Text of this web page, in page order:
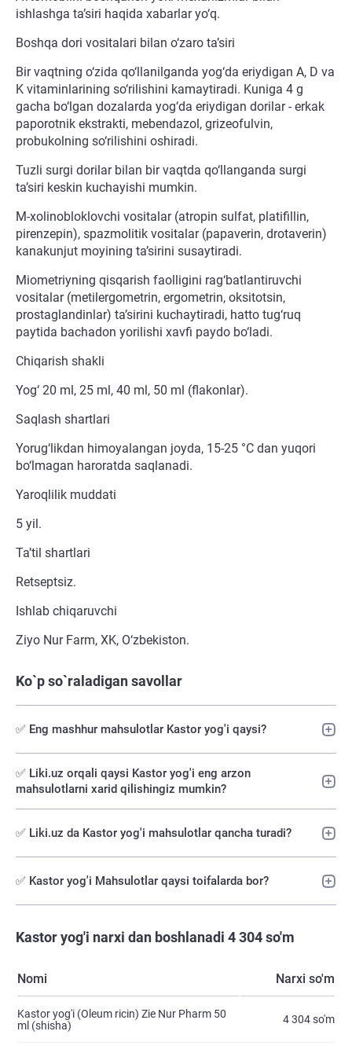
ishlashga ta’siri haqida xabarlar yo‘q.
Boshqa dori vositalari bilan o‘zaro ta’siri
Bir vaqtning o‘zida qo‘llanilganda yog‘da eriydigan A, D va
K vitaminlarining so‘rilishini kamaytiradi. Kuniga 4 g
gacha bo‘lgan dozalarda yog‘da eriydigan dorilar - erkak
paporotnik ekstrakti, mebendazol, grizeofulvin,
probukolning so‘rilishini oshiradi.
Tuzli surgi dorilar bilan bir vaqtda qo‘llanganda surgi
ta’siri keskin kuchayishi mumkin.
M-xolinobloklovchi vositalar (atropin sulfat, platifillin,
pirenzepin), spazmolitik vositalar (papaverin, drotaverin)
kanakunjut moyining ta’sirini susaytiradi.
Miometriyning qisqarish faolligini rag‘batlantiruvchi
vositalar (metilergometrin, ergometrin, oksitotsin,
prostaglandinlar) ta’sirini kuchaytiradi, hatto tug‘ruq
paytida bachadon yorilishi xavfi paydo bo‘ladi.
Chiqarish shakli
Yog‘ 20 ml, 25 ml, 40 ml, 50 ml (flakonlar).
Saqlash shartlari
Yorug‘likdan himoyalangan joyda, 15-25 °C dan yuqori
bo‘lmagan haroratda saqlanadi.
Yaroqlilik muddati
5 yil.
Ta’til shartlari
Retseptsiz.
Ishlab chiqaruvchi
Ziyo Nur Farm, XK, O‘zbekiston.
Ko`p so`raladigan savollar
✅ Eng mashhur mahsulotlar Kastor yog'i qaysi?
✅️ Liki.uz orqali qaysi Kastor yog'i eng arzon
mahsulotlarni xarid qilishingiz mumkin?
✅ Liki.uz da Kastor yog'i mahsulotlar qancha turadi?
✅ Kastor yog'i Mahsulotlar qaysi toifalarda bor?
Kastor yog'i narxi dan boshlanadi 4 304 so'm
Nomi Narxi so'm
Kastor yog'i (Oleum ricin) Zie Nur Pharm 50
ml (shisha)
4 304 so'm